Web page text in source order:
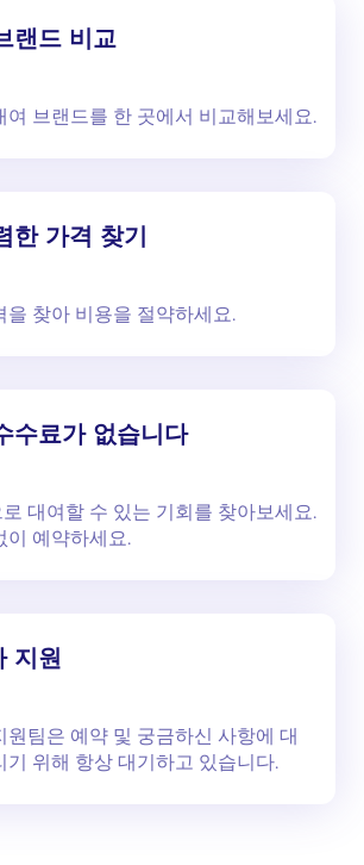
랜드 비교
여 브랜드를 한 곳에서 비교해보세요.
한 가격 찾기
을 찾아 비용을 절약하세요.
수료가 없습니다
대여할 수 있는 기회를 찾아보세요.
이 예약하세요.
지원
원팀은 예약 및 궁금하신 사항에 대
기 위해 항상 대기하고 있습니다.